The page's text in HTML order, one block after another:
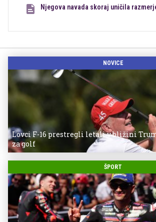
Njegova navada skoraj uničila
NOVICE
Lovci F-16 prestregli letali v bližini
za golf
ŠPORT